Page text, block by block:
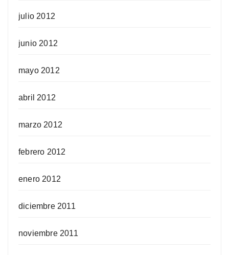
julio 2012
junio 2012
mayo 2012
abril 2012
marzo 2012
febrero 2012
enero 2012
diciembre 2011
noviembre 2011